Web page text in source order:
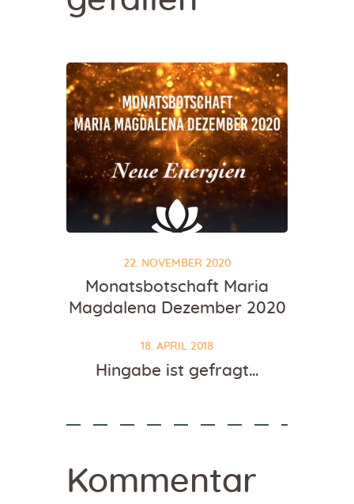
22. NOVEMBER 2020
Monatsbotschaft Maria
Magdalena Dezember 2020
18. APRIL 2018
Hingabe ist gefragt…
Kommentar